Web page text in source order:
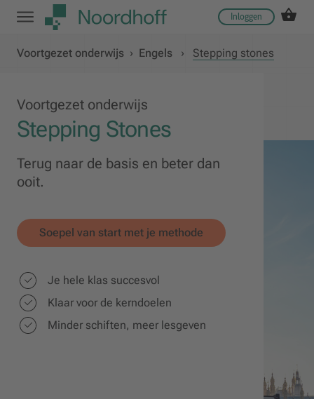
Inloggen
Voortgezet onderwijs › Engels › Stepping stones
Voortgezet onderwijs
Stepping Stones
Terug naar de basis en beter dan
ooit.
Soepel van start met je methode
Je hele klas succesvol
Klaar voor de kerndoelen
Minder schiften, meer lesgeven